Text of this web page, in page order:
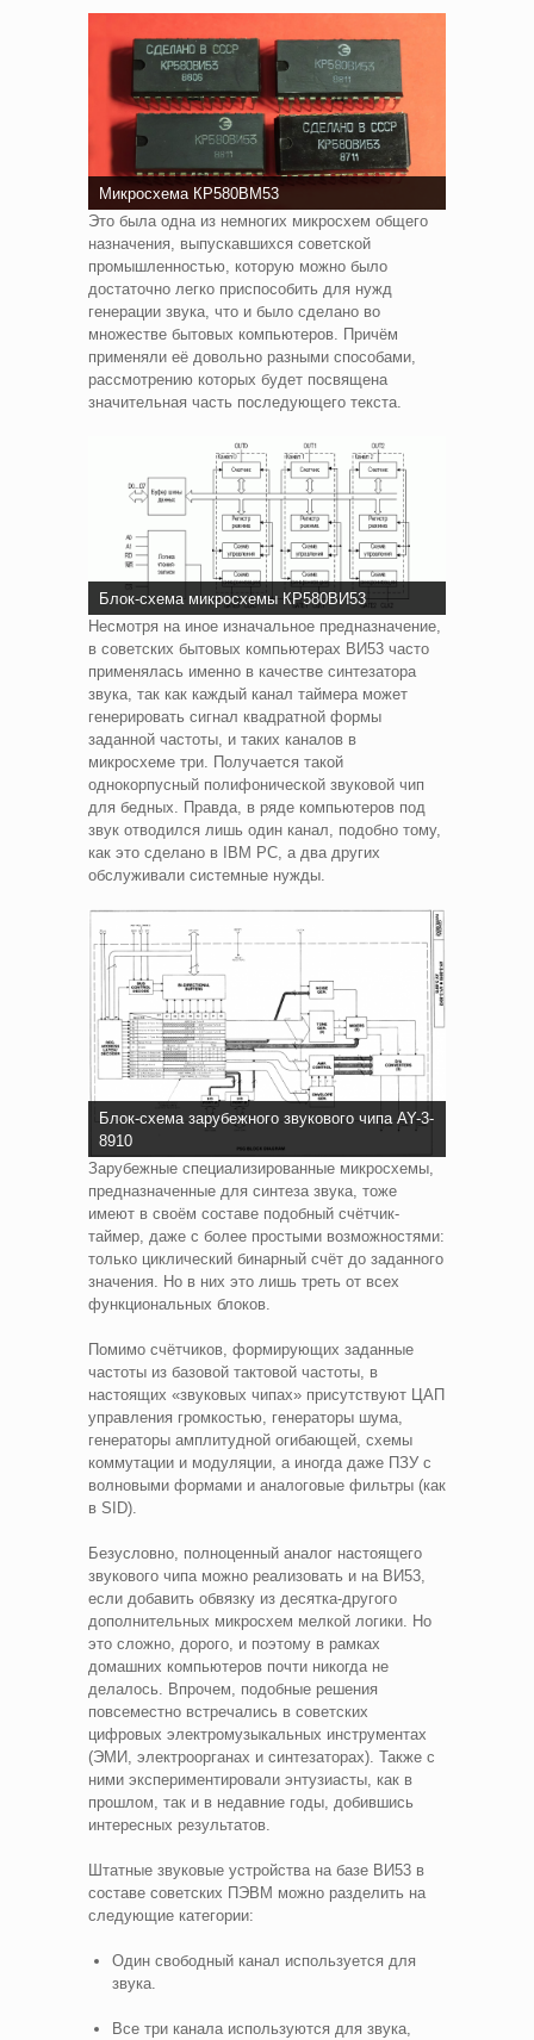
Микросхема КР580ВМ53
Это была одна из немногих микросхем общего
назначения, выпускавшихся советской
промышленностью, которую можно было
достаточно легко приспособить для нужд
генерации звука, что и было сделано во
множестве бытовых компьютеров. Причём
применяли её довольно разными способами,
рассмотрению которых будет посвящена
значительная часть последующего текста.
Блок-схема микросхемы КР580ВИ53
Несмотря на иное изначальное предназначение,
в советских бытовых компьютерах ВИ53 часто
применялась именно в качестве синтезатора
звука, так как каждый канал таймера может
генерировать сигнал квадратной формы
заданной частоты, и таких каналов в
микросхеме три. Получается такой
однокорпусный полифонической звуковой чип
для бедных. Правда, в ряде компьютеров под
звук отводился лишь один канал, подобно тому,
как это сделано в IBM PC, а два других
обслуживали системные нужды.
Блок-схема зарубежного звукового чипа AY-3-
8910
Зарубежные специализированные микросхемы,
предназначенные для синтеза звука, тоже
имеют в своём составе подобный счётчик-
таймер, даже с более простыми возможностями:
только циклический бинарный счёт до заданного
значения. Но в них это лишь треть от всех
функциональных блоков.
Помимо счётчиков, формирующих заданные
частоты из базовой тактовой частоты, в
настоящих «звуковых чипах» присутствуют ЦАП
управления громкостью, генераторы шума,
генераторы амплитудной огибающей, схемы
коммутации и модуляции, а иногда даже ПЗУ с
волновыми формами и аналоговые фильтры (как
в SID).
Безусловно, полноценный аналог настоящего
звукового чипа можно реализовать и на ВИ53,
если добавить обвязку из десятка-другого
дополнительных микросхем мелкой логики. Но
это сложно, дорого, и поэтому в рамках
домашних компьютеров почти никогда не
делалось. Впрочем, подобные решения
повсеместно встречались в советских
цифровых электромузыкальных инструментах
(ЭМИ, электроорганах и синтезаторах). Также с
ними экспериментировали энтузиасты, как в
прошлом, так и в недавние годы, добившись
интересных результатов.
Штатные звуковые устройства на базе ВИ53 в
составе советских ПЭВМ можно разделить на
следующие категории:
Один свободный канал используется для
звука.
Все три канала используются для звука,